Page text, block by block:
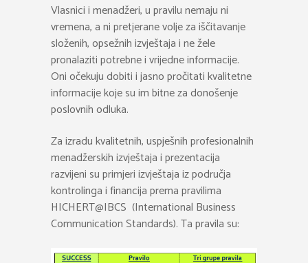
Vlasnici i menadžeri, u pravilu nemaju ni
vremena, a ni pretjerane volje za iščitavanje
složenih, opsežnih izvještaja i ne žele
pronalaziti potrebne i vrijedne informacije.
Oni očekuju dobiti i jasno pročitati kvalitetne
informacije koje su im bitne za donošenje
poslovnih odluka.
Za izradu kvalitetnih, uspješnih profesionalnih
menadžerskih izvještaja i prezentacija
razvijeni su primjeri izvještaja iz područja
kontrolinga i financija prema pravilima
HICHERT@IBCS (International Business
Communication Standards). Ta pravila su: